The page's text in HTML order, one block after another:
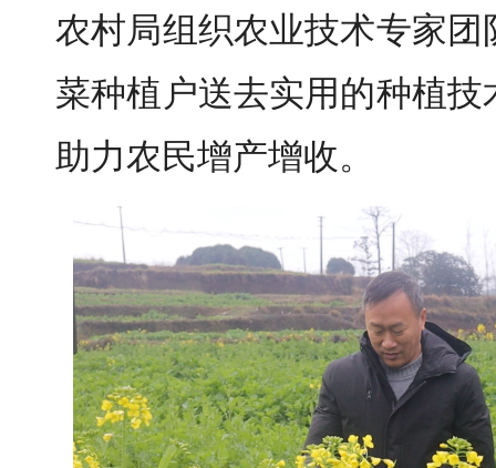
农村局组织农业技术专家
菜种植户送去实用的种植
助力农民增产增收。